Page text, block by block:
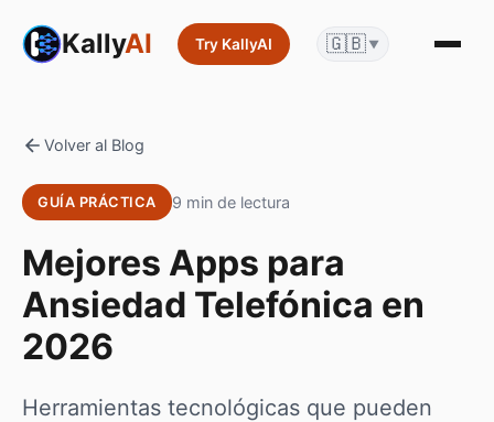
KallyAI Try KallyAI 🇬🇧 ▼
Volver al Blog
GUÍA PRÁCTICA 9 min de lectura
Mejores Apps para
Ansiedad Telefónica en
2026
Herramientas tecnológicas que pueden